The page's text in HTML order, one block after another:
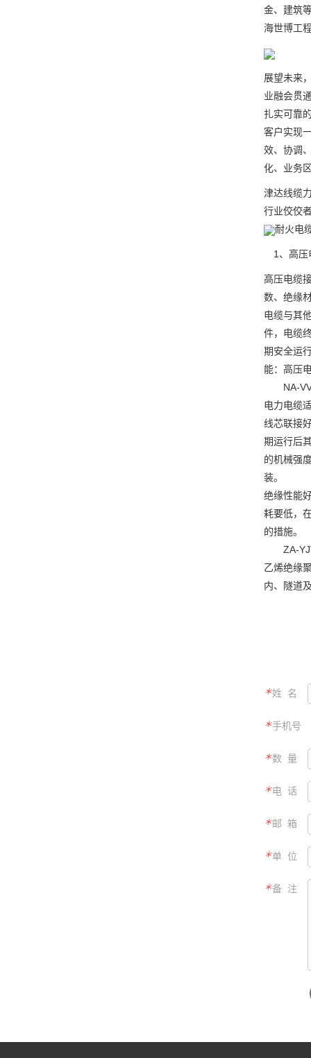
金、建筑
海世博工
展望未来
业融会贯
扎实可靠
客户实现
效、协调
化、业务
津达线缆
行业佼佼
耐火电
1、高压
高压电缆
数、绝缘
电缆与其
件，电缆
期安全运
能：高压
NA-
电力电缆
线芯联接
期运行后
的机械强
装。
绝缘性能
耗要低，
的措施。
ZA-YJV
乙烯绝缘
内、隧道
＊姓 名
＊手机号
＊数 量
＊电 话
＊邮 箱
＊单 位
＊备 注